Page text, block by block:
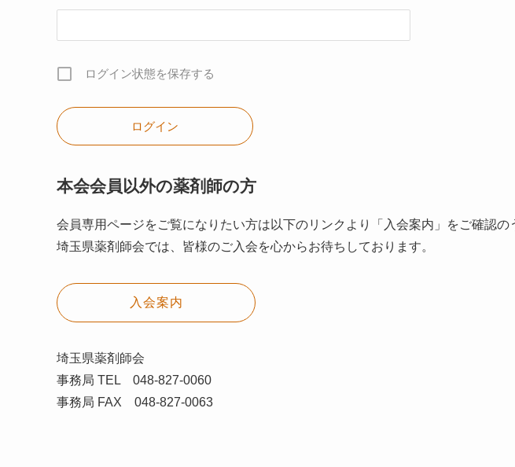
ログイン状態を保存する
本会会員以外の薬剤師の方
会員専用ページをご覧になりたい方は以下のリンクより「入会案内」をご確認の
埼玉県薬剤師会では、皆様のご入会を心からお待ちしております。
入会案内
埼玉県薬剤師会
事務局 TEL 048-827-0060
事務局 FAX 048-827-0063